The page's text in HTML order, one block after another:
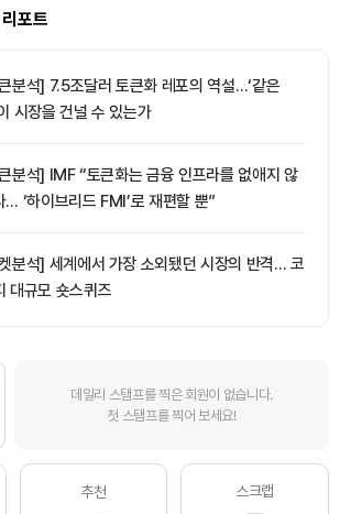
포트
분석] 7.5조달러 토큰화 레포의 역설…‘같은
시장을 건널 수 있는가
분석] IMF “토큰화는 금융 인프라를 없애지 않
… ‘하이브리드 FMI’로 재편할 뿐”
분석] 세계에서 가장 소외됐던 시장의 반격… 코
대규모 숏스퀴즈
데일리 스탬프를 찍은 회원이 없습니다.
첫 스탬프를 찍어 보세요!
추천
스크랩